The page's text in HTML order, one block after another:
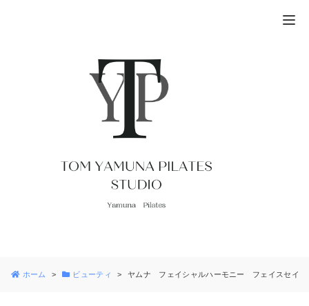
ホーム ビューティ ヤムナ フェイシャルハーモニー フェイスセイバ